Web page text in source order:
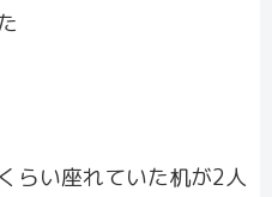
らい座れていた机が2人